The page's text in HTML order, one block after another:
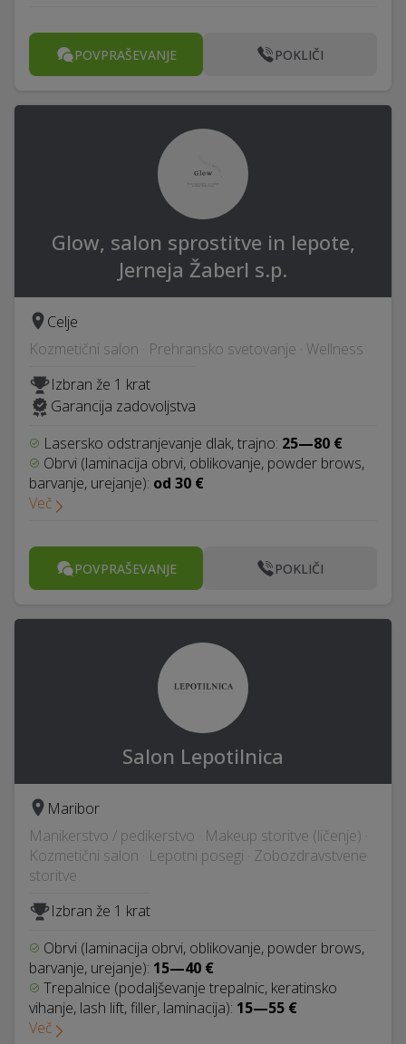
POVPRAŠEVANJE POKLIČI
Glow, salon sprostitve in lepote,
Jerneja Žaberl s.p.
Celje
Kozmetični salon · Prehransko svetovanje · Wellness
Izbran že 1 krat
Garancija zadovoljstva
Lasersko odstranjevanje dlak, trajno: 25—80 €
Obrvi (laminacija obrvi, oblikovanje, powder brows,
barvanje, urejanje): od 30 €
Več
POVPRAŠEVANJE POKLIČI
Salon Lepotilnica
Maribor
Manikerstvo / pedikerstvo · Makeup storitve (ličenje) ·
Kozmetični salon · Lepotni posegi · Zobozdravstvene
storitve
Izbran že 1 krat
Obrvi (laminacija obrvi, oblikovanje, powder brows,
barvanje, urejanje): 15—40 €
Trepalnice (podaljševanje trepalnic, keratinsko
vihanje, lash lift, filler, laminacija): 15—55 €
Več